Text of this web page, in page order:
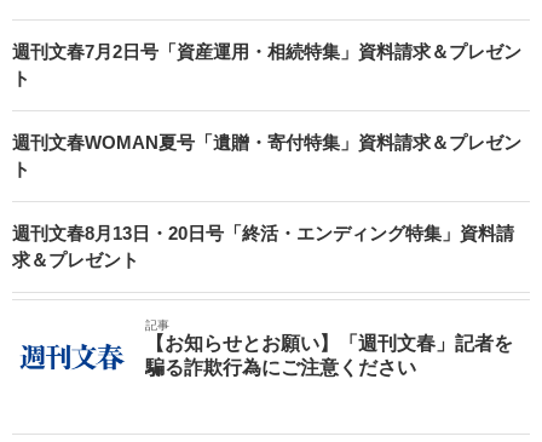
週刊文春7月2日号「資産運用・相続特集」資料請求＆プレゼン
ト
週刊文春WOMAN夏号「遺贈・寄付特集」資料請求＆プレゼン
ト
週刊文春8月13日・20日号「終活・エンディング特集」資料請
求＆プレゼント
記事
【お知らせとお願い】「週刊文春」記者を
騙る詐欺行為にご注意ください